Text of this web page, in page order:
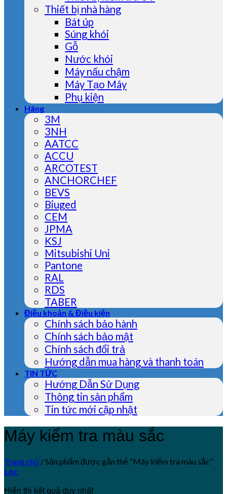
Thiết bị nhà hàng
Bát úp
Súng khói
Gỗ
Nước khói
Máy nấu chậm
Máy Tạo Mây
Phụ kiện
Hãng
3M
3NH
AATCC
ACCU
ARCOTEST
ANCHORCHEF
BEVS
Biuged
CEM
JPMA
KSJ
Mitsubishi Uni
Pantone
RAL
RDS
TABER
Điều khoản & Điều kiện
Chính sách bảo hành
Chính sách bảo mật
Chính sách đổi trả
Hướng dẫn mua hàng và thanh toán
TIN TỨC
Hướng Dẫn Sử Dụng
Thông tin sản phẩm
Tin tức mới cập nhật
Máy kiểm tra màu sắc
Trang chủ /Sản phẩm được gắn thẻ “Máy kiểm tra màu sắc”
Lọc
Hiển thị kết quả duy nhất